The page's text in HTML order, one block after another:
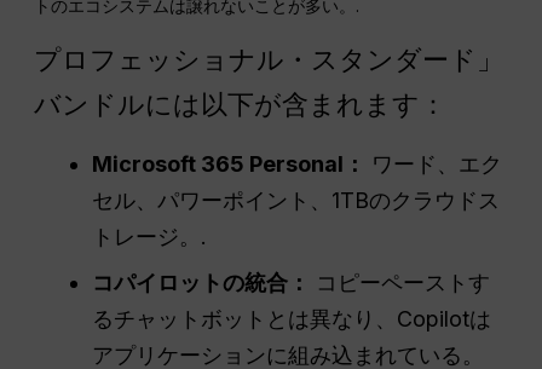
トのエコシステムは譲れないことが多い。.
プロフェッショナル・スタンダード」
バンドルには以下が含まれます：
Microsoft 365 Personal：
ワード、エク
セル、パワーポイント、1TBのクラウドス
トレージ。.
コパイロットの統合：
コピーペーストす
るチャットボットとは異なり、Copilotは
アプリケーションに組み込まれている。